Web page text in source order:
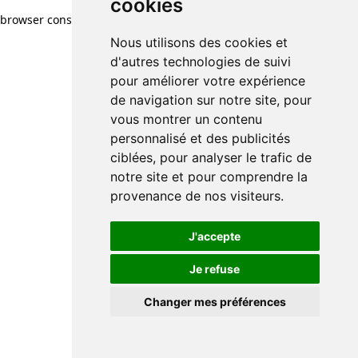
cookies
Nous utilisons des cookies et
d'autres technologies de suivi
pour améliorer votre expérience
de navigation sur notre site, pour
vous montrer un contenu
personnalisé et des publicités
ciblées, pour analyser le trafic de
notre site et pour comprendre la
provenance de nos visiteurs.
J'accepte
Je refuse
Changer mes préférences
browser console for more information)